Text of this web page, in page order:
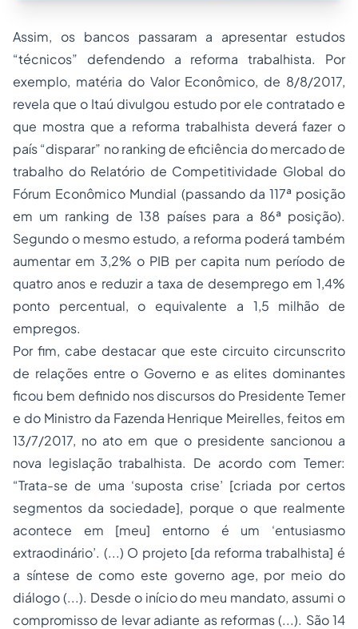
Assim, os bancos passaram a apresentar estudos
“técnicos” defendendo a reforma trabalhista. Por
exemplo, matéria do Valor Econômico, de 8/8/2017,
revela que o Itaú divulgou estudo por ele contratado e
que mostra que a reforma trabalhista deverá fazer o
país “disparar” no ranking de eficiência do mercado de
trabalho do Relatório de Competitividade Global do
Fórum Econômico Mundial (passando da 117ª posição
em um ranking de 138 países para a 86ª posição).
Segundo o mesmo estudo, a reforma poderá também
aumentar em 3,2% o PIB per capita num período de
quatro anos e reduzir a taxa de desemprego em 1,4%
ponto percentual, o equivalente a 1,5 milhão de
empregos.
Por fim, cabe destacar que este circuito circunscrito
de relações entre o Governo e as elites dominantes
ficou bem definido nos discursos do Presidente Temer
e do Ministro da Fazenda Henrique Meirelles, feitos em
13/7/2017, no ato em que o presidente sancionou a
nova legislação trabalhista. De acordo com Temer:
“Trata-se de uma ‘suposta crise’ [criada por certos
segmentos da sociedade], porque o que realmente
acontece em [meu] entorno é um ‘entusiasmo
extraodinário’. (...) O projeto [da reforma trabalhista] é
a síntese de como este governo age, por meio do
diálogo (...). Desde o início do meu mandato, assumi o
compromisso de levar adiante as reformas (...). São 14